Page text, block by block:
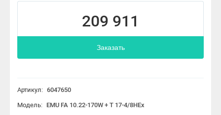
Артикул: 6047650
Модель: EMU FA 10.22-170W + T 17-4/8HEx
209 911
Заказать